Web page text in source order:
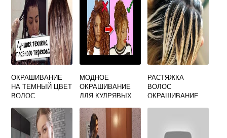
ОКРАШИВАНИЕ
НА ТЕМНЫЙ ЦВЕТ
ВОЛОС
МОДНОЕ
ОКРАШИВАНИЕ
ДЛЯ КУДРЯВЫХ
РАСТЯЖКА
ВОЛОС
ОКРАШИВАНИЕ